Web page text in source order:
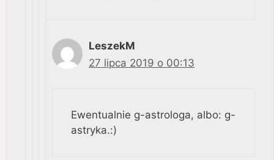
LeszekM
27 lipca 2019 o 00:13
Ewentualnie g-astrologa, albo: g-
astryka.:)